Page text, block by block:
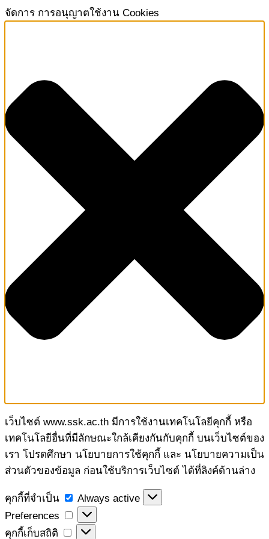
จัดการ การอนุญาตใช้งาน Cookies
เว็บไซต์ www.ssk.ac.th มีการใช้งานเทคโนโลยีคุกกี้ หรือ
เทคโนโลยีอื่นที่มีลักษณะใกล้เคียงกันกับคุกกี้ บนเว็บไซต์ของ
เรา โปรดศึกษา นโยบายการใช้คุกกี้ และ นโยบายความเป็น
ส่วนตัวของข้อมูล ก่อนใช้บริการเว็บไซต์ ได้ที่ลิงค์ด้านล่าง
คุกกี้ที่จำเป็น
คุกกี้
ที่
จำเป็น
Always active
Preferences
Preferences
คุกกี้เก็บสถิติ
คุกกี้